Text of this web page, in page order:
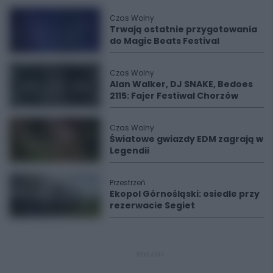
Czas Wolny
Trwają ostatnie przygotowania
do Magic Beats Festival
Czas Wolny
Alan Walker, DJ SNAKE, Bedoes
2115: Fajer Festiwal Chorzów
Czas Wolny
Światowe gwiazdy EDM zagrają w
Legendii
Przestrzeń
Ekopol Górnośląski: osiedle przy
rezerwacie Segiet